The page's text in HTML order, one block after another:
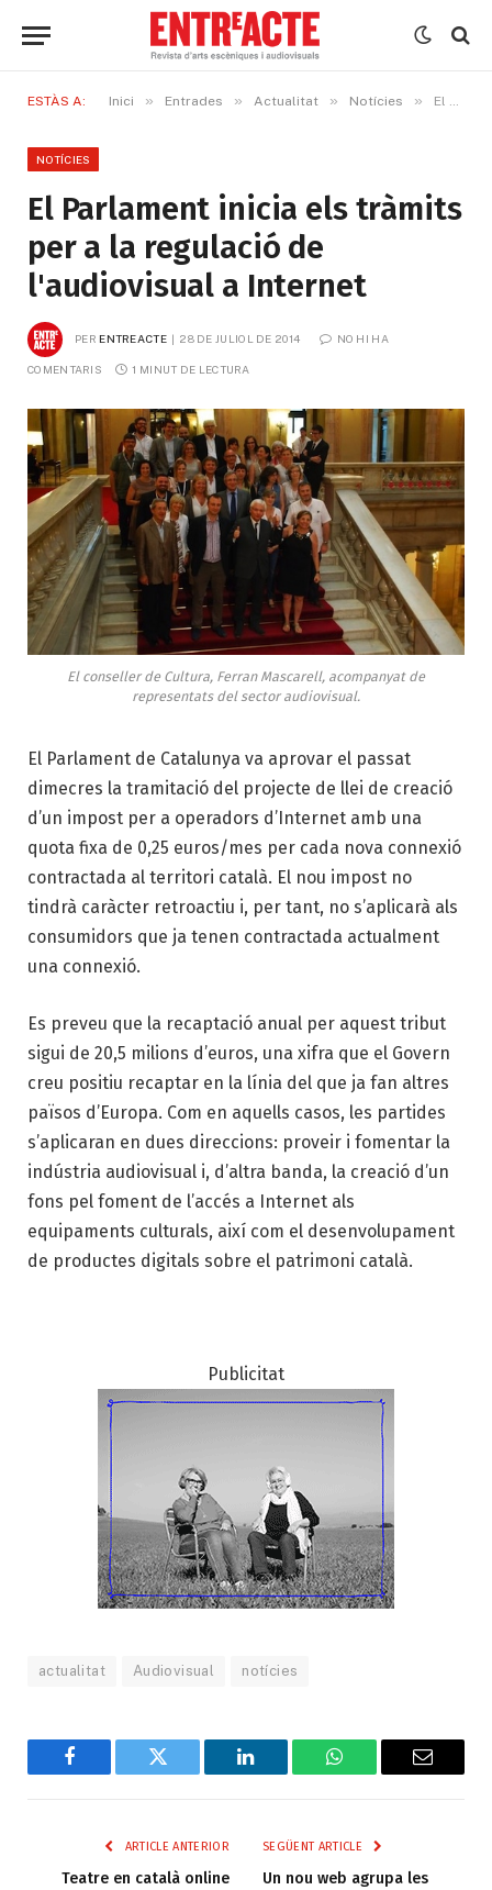
ESTÀS A: Inici » Entrades » Actualitat » Notícies » El Parlament inicia els tràmits per a la regulació de l'audiovisual a Internet
NOTÍCIES
El Parlament inicia els tràmits
per a la regulació de
l'audiovisual a Internet
PER ENTREACTE 28 DE JULIOL DE 2014 NO HI HA
COMENTARIS 1 MINUT DE LECTURA
El conseller de Cultura, Ferran Mascarell, acompanyat de
representats del sector audiovisual.
El Parlament de Catalunya va aprovar el passat
dimecres la tramitació del projecte de llei de creació
d’un impost per a operadors d’Internet amb una
quota fixa de 0,25 euros/mes per cada nova connexió
contractada al territori català. El nou impost no
tindrà caràcter retroactiu i, per tant, no s’aplicarà als
consumidors que ja tenen contractada actualment
una connexió.
Es preveu que la recaptació anual per aquest tribut
sigui de 20,5 milions d’euros, una xifra que el Govern
creu positiu recaptar en la línia del que ja fan altres
països d’Europa. Com en aquells casos, les partides
s’aplicaran en dues direccions: proveir i fomentar la
indústria audiovisual i, d’altra banda, la creació d’un
fons pel foment de l’accés a Internet als
equipaments culturals, així com el desenvolupament
de productes digitals sobre el patrimoni català.
Publicitat
actualitat Audiovisual notícies
Facebook Twitter LinkedIn WhatsAppEmail
ARTICLE ANTERIOR
Teatre en català online
SEGÜENT ARTICLE
Un nou web agrupa les